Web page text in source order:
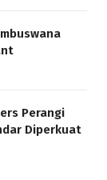
Perangi
Diperkuat